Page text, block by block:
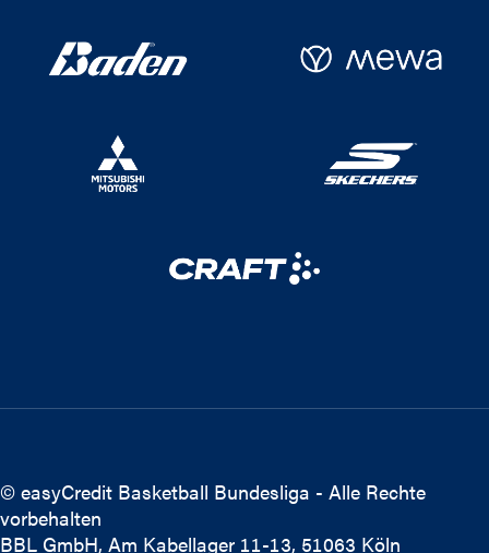
© easyCredit Basketball Bundesliga - Alle Rechte
vorbehalten
BBL GmbH, Am Kabellager 11-13, 51063 Köln